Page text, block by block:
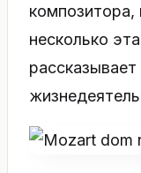
несколько